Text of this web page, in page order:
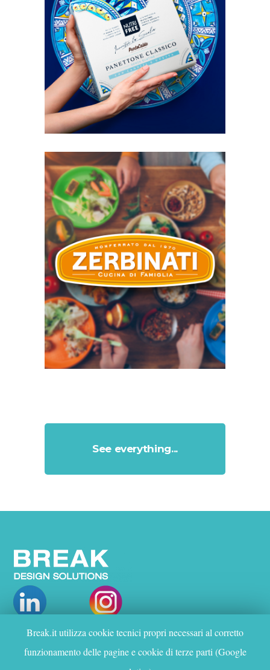
See everything...
O НАС
ПРОЕКТЫ
Break.it utilizza cookie tecnici propri necessari al corretto
funzionamento delle pagine e cookie di terze parti (Google